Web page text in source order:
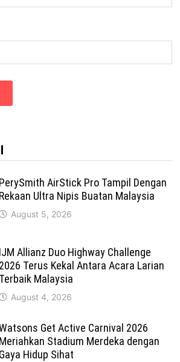
PerySmith AirStick Pro Tampil Dengan
Rekaan Ultra Nipis Buatan Malaysia
August 5, 2026
IJM Allianz Duo Highway Challenge
2026 Terus Kekal Antara Acara Larian
Terbaik Malaysia
August 4, 2026
Get Active Carnival 2026
Meriahkan Stadium Merdeka dengan
Gaya Hidup Sihat